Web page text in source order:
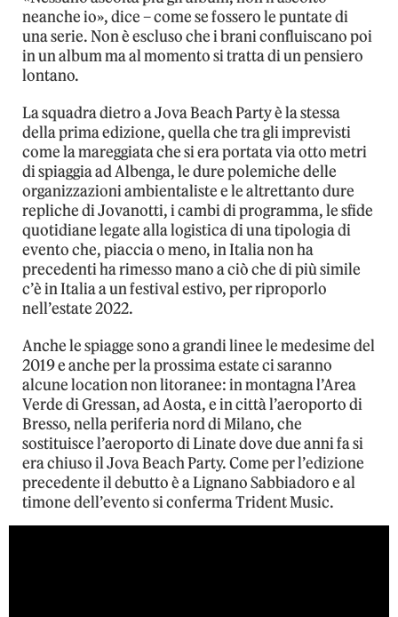
neanche io», dice – come se fossero le puntate di
una serie. Non è escluso che i brani confluiscano poi
in un album ma al momento si tratta di un pensiero
lontano.
La squadra dietro a Jova Beach Party è la stessa
della prima edizione, quella che tra gli imprevisti
come la mareggiata che si era portata via otto metri
di spiaggia ad Albenga, le dure polemiche delle
organizzazioni ambientaliste e le altrettanto dure
repliche di Jovanotti, i cambi di programma, le sfide
quotidiane legate alla logistica di una tipologia di
evento che, piaccia o meno, in Italia non ha
precedenti ha rimesso mano a ciò che di più simile
c’è in Italia a un festival estivo, per riproporlo
nell’estate 2022.
Anche le spiagge sono a grandi linee le medesime del
2019 e anche per la prossima estate ci saranno
alcune location non litoranee: in montagna l’Area
Verde di Gressan, ad Aosta, e in città l’aeroporto di
Bresso, nella periferia nord di Milano, che
sostituisce l’aeroporto di Linate dove due anni fa si
era chiuso il Jova Beach Party. Come per l’edizione
precedente il debutto è a Lignano Sabbiadoro e al
timone dell’evento si conferma Trident Music.